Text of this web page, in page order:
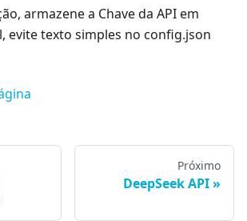
armazene a Chave da API em
evite texto simples no config.json
Próximo
DeepSeek API